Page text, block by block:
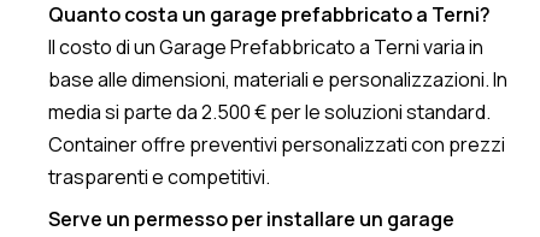
Quanto costa un garage prefabbricato a Terni?
Il costo di un Garage Prefabbricato a Terni varia in
base alle dimensioni, materiali e personalizzazioni. In
media si parte da 2.500 € per le soluzioni standard.
Container offre preventivi personalizzati con prezzi
trasparenti e competitivi.
Serve un permesso per installare un garage